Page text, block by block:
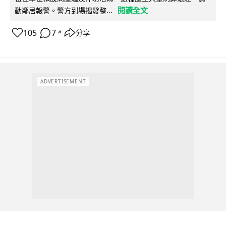
動鄰居報警。警方到場揭發整...
閱讀全文
105 7 ↗ 分享
ADVERTISEMENT